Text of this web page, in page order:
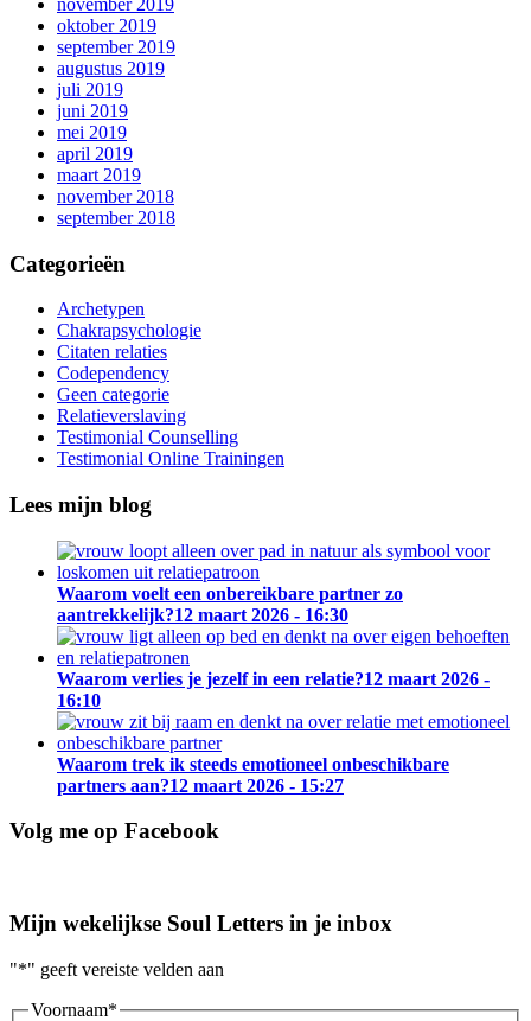
oktober 2019
september 2019
augustus 2019
juli 2019
juni 2019
mei 2019
april 2019
maart 2019
november 2018
september 2018
Categorieën
Archetypen
Chakrapsychologie
Citaten relaties
Codependency
Geen categorie
Relatieverslaving
Testimonial Counselling
Testimonial Online Trainingen
Lees mijn blog
Waarom voelt een onbereikbare partner zo
aantrekkelijk?12 maart 2026 - 16:30
Waarom verlies je jezelf in een relatie?12 maart 2026 -
16:10
Waarom trek ik steeds emotioneel onbeschikbare
partners aan?12 maart 2026 - 15:27
Volg me op Facebook
Mijn wekelijkse Soul Letters in je inbox
"*" geeft vereiste velden aan
Voornaam*